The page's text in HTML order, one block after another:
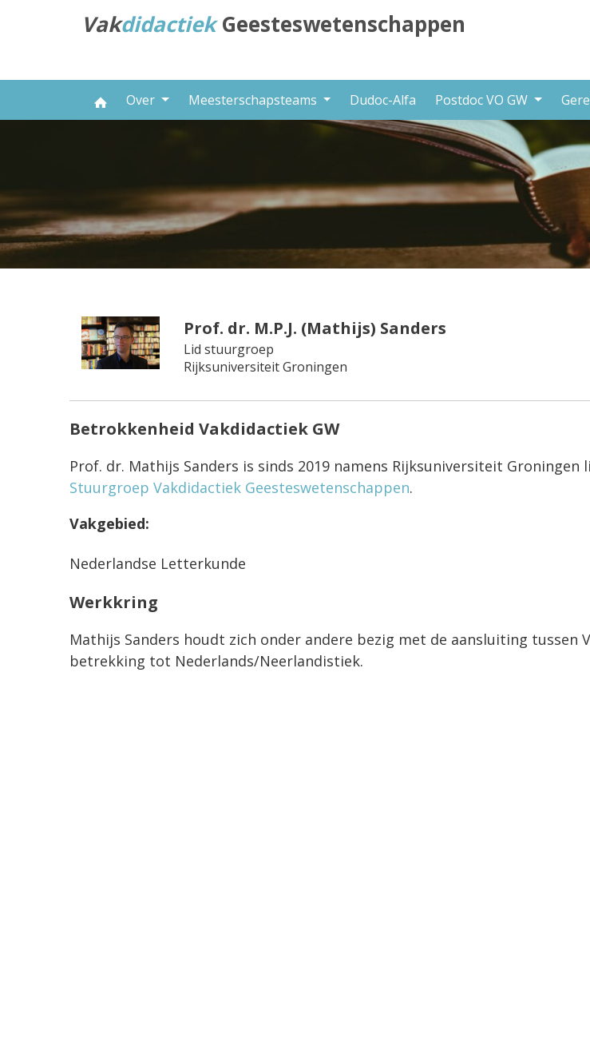
Vakdidactiek Geesteswetenschappen
Over Meesterschapsteams Dudoc-Alfa Postdoc VO GW
Prof. dr. M.P.J. (Mathijs) Sanders
Lid stuurgroep
Rijksuniversiteit Groningen
Betrokkenheid Vakdidactiek GW
Prof. dr. Mathijs Sanders is sinds 2019 namens Rijksuniversiteit Groningen
Stuurgroep Vakdidactiek Geesteswetenschappen.
Vakgebied:
Nederlandse Letterkunde
Werkkring
Mathijs Sanders houdt zich onder andere bezig met de aansluiting tussen
betrekking tot Nederlands/Neerlandistiek.